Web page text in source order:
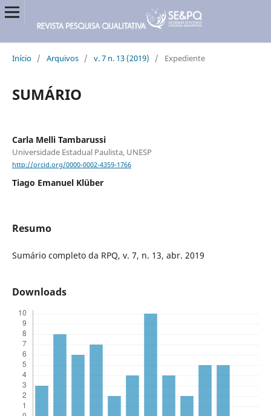
Início / Arquivos / v. 7 n. 13 (2019) / Expediente
SUMÁRIO
Carla Melli Tambarussi
Universidade Estadual Paulista, UNESP
http://orcid.org/0000-0002-4359-1766
Tiago Emanuel Klüber
Resumo
Sumário completo da RPQ, v. 7, n. 13, abr. 2019
Downloads